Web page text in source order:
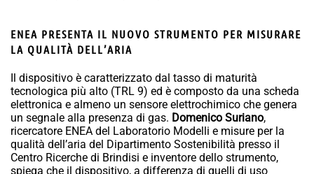
ENEA PRESENTA IL NUOVO STRUMENTO PER MISURARE
LA QUALITÀ DELL’ARIA
Il dispositivo è caratterizzato dal tasso di maturità
tecnologica più alto (TRL 9) ed è composto da una scheda
elettronica e almeno un sensore elettrochimico che genera
un segnale alla presenza di gas. Domenico Suriano,
ricercatore ENEA del Laboratorio Modelli e misure per la
qualità dell’aria del Dipartimento Sostenibilità presso il
Centro Ricerche di Brindisi e inventore dello strumento,
spiega che il dispositivo, a differenza di quelli di uso